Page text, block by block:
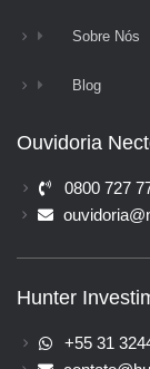
Sobre Nós
Blog
Ouvidoria
0800 727
Hunter
+55 31